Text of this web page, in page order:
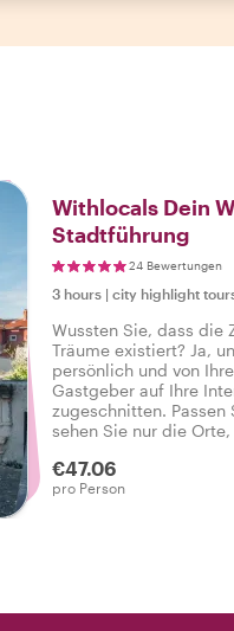
Withlocals Dein
Stadtführung
24 Bewertungen
3 hours | city highlight
Wussten Sie, dass die
Träume existiert? Ja,
persönlich und von
Gastgeber auf Ihre
zugeschnitten. Passen
sehen Sie nur die
Sehenswürdigkeiten bis
Spaziergängen durch
€47.06
pro Person